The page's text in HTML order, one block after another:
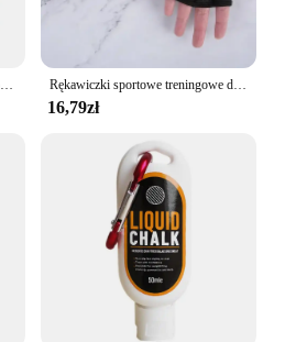
Hantle gimnastyczne mężczyźni kobiety podnoszenie ciężarów Fitness Sport trening rękawice do ćwiczeń antypoślizgowa oddychająca rękawica pół jazda palcami na rowerze Rękawiczki sportowe treningowe dla mężczyzn Kobiety Rękawiczki treningowe Fitness Kulturystyka Podnoszenie ciężarów Siłownia Rękawiczki ochronne na nadgarstek dłoni
16,79zł